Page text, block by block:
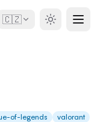
🇨🇿
of-legends
valorant